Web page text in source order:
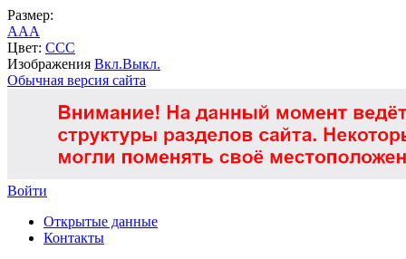
Размер:
AAA
Цвет: CCC
Изображения Вкл.Выкл.
Обычная версия сайта
Войти
Открытые данные
Контакты